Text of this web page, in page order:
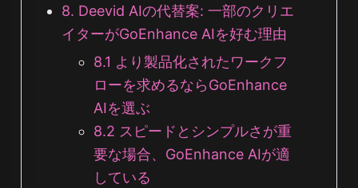
8. Deevid AIの代替案: 一部のクリエ
イターがGoEnhance AIを好む理由
8.1 より製品化されたワークフ
ローを求めるならGoEnhance
AIを選ぶ
8.2 スピードとシンプルさが重
要な場合、GoEnhance AIが適
している